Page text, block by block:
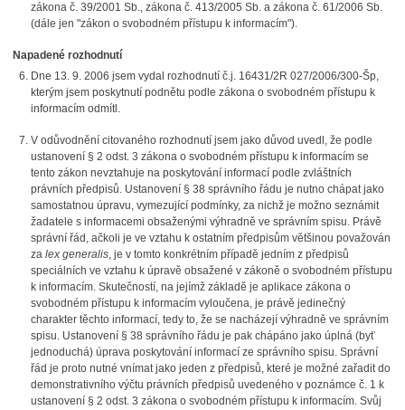
zákona č. 39/2001 Sb., zákona č. 413/2005 Sb. a zákona č. 61/2006 Sb.
(dále jen "zákon o svobodném přístupu k informacím").
Napadené rozhodnutí
Dne 13. 9. 2006 jsem vydal rozhodnutí č.j. 16431/2R 027/2006/300-Šp,
kterým jsem poskytnutí podnětu podle zákona o svobodném přístupu k
informacím odmítl.
V odůvodnění citovaného rozhodnutí jsem jako důvod uvedl, že podle
ustanovení § 2 odst. 3 zákona o svobodném přístupu k informacím se
tento zákon nevztahuje na poskytování informací podle zvláštních
právních předpisů. Ustanovení § 38 správního řádu je nutno chápat jako
samostatnou úpravu, vymezující podmínky, za nichž je možno seznámit
žadatele s informacemi obsaženými výhradně ve správním spisu. Právě
správní řád, ačkoli je ve vztahu k ostatním předpisům většinou považován
za lex generalis, je v tomto konkrétním případě jedním z předpisů
speciálních ve vztahu k úpravě obsažené v zákoně o svobodném přístupu
k informacím. Skutečností, na jejímž základě je aplikace zákona o
svobodném přístupu k informacím vyloučena, je právě jedinečný
charakter těchto informací, tedy to, že se nacházejí výhradně ve správním
spisu. Ustanovení § 38 správního řádu je pak chápáno jako úplná (byť
jednoduchá) úprava poskytování informací ze správního spisu. Správní
řád je proto nutné vnímat jako jeden z předpisů, které je možné zařadit do
demonstrativního výčtu právních předpisů uvedeného v poznámce č. 1 k
ustanovení § 2 odst. 3 zákona o svobodném přístupu k informacím. Svůj